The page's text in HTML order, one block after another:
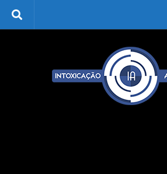
Skip to content